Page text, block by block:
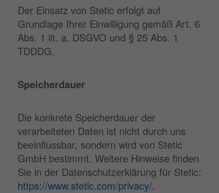
Der Einsatz von Stetic erfolgt auf
Grundlage Ihrer Einwilligung gemäß Art. 6
Abs. 1 lit. a. DSGVO und § 25 Abs. 1
TDDDG.
Speicherdauer
Die konkrete Speicherdauer der
verarbeiteten Daten ist nicht durch uns
beeinflussbar, sondern wird von Stetic
GmbH bestimmt. Weitere Hinweise finden
Sie in der Datenschutzerklärung für Stetic:
https://www.stetic.com/privacy/.